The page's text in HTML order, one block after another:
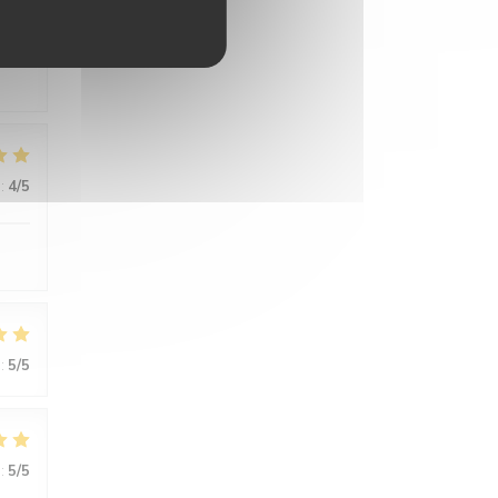
: 4/5
: 5/5
: 5/5